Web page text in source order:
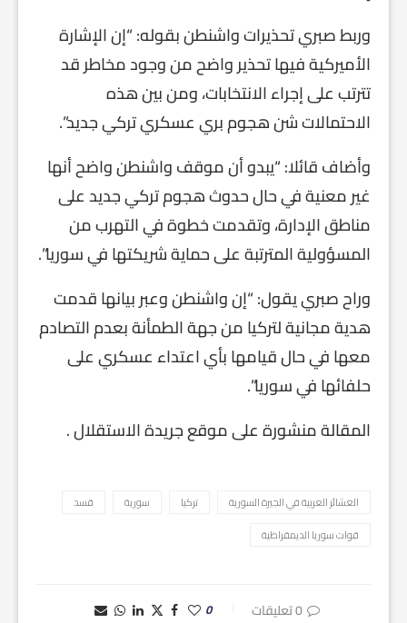
وربط صبري تحذيرات واشنطن بقوله: “إن الإشارة
الأميركية فيها تحذير واضح من وجود مخاطر قد
تترتب على إجراء الانتخابات، ومن بين هذه
الاحتمالات شن هجوم بري عسكري تركي جديد”.
وأضاف قائلا: “يبدو أن موقف واشنطن واضح أنها
غير معنية في حال حدوث هجوم تركي جديد على
مناطق الإدارة، وتقدمت خطوة في التهرب من
المسؤولية المترتبة على حماية شريكتها في سوريا”.
وراح صبري يقول: “إن واشنطن وعبر بيانها قدمت
هدية مجانية لتركيا من جهة الطمأنة بعدم التصادم
معها في حال قيامها بأي اعتداء عسكري على
حلفائها في سوريا”.
المقالة منشورة على موقع جريدة الاستقلال .
العشائر العربية في الجيرة السورية تركيا سورية
قسد
قوات سوريا الديمقراطية
0 تعليقات 0